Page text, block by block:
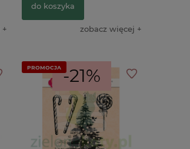
do koszyka
zobacz więcej
-21%
PROMOCJA